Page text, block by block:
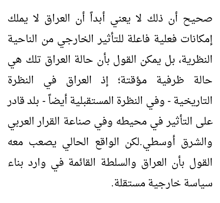
صحيح أن ذلك لا يعني أبداً أن العراق لا يملك
إمكانات فعلية فاعلة للتأثير الخارجي من الناحية
النظرية، بل يمكن القول بأن حالة العراق تلك هي
حالة ظرفية مؤقتة؛ إذ العراق في النظرة
التاريخية - وفي النظرة المستقبلية أيضاً - بلد قادر
على التأثير في محيطه وفي صناعة القرار العربي
والشرق أوسطي.لكن الواقع الحالي يصعب معه
القول بأن العراق والسلطة القائمة في وارد بناء
سياسة خارجية مستقلة.